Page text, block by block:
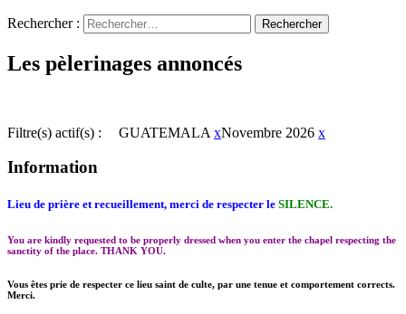
Rechercher :
Les pèlerinages annoncés
Filtre(s) actif(s) : GUATEMALA xNovembre 2026 x
Information
Lieu de prière et recueillement, merci de respecter le SILENCE.
You are kindly requested to be properly dressed when you enter the chapel respecting the
sanctity of the place. THANK YOU.
Vous êtes prie de respecter ce lieu saint de culte, par une tenue et comportement corrects.
Merci.